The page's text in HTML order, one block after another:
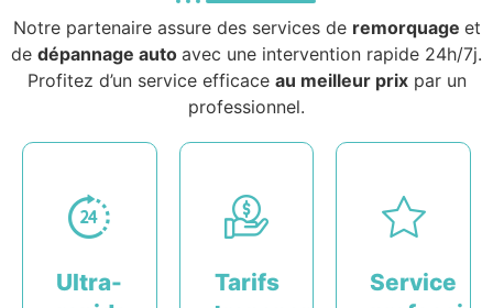
Notre partenaire assure des services de remorquage et
de dépannage auto avec une intervention rapide 24h/7j.
Profitez d’un service efficace au meilleur prixpar un
professionnel.
Ultra-
Tarifs
Service